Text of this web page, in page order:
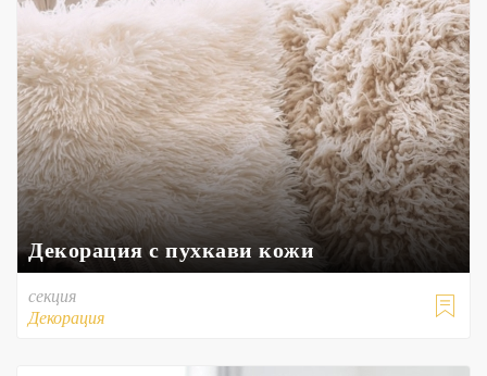
Декорация с пухкави кожи

секция
Декорация